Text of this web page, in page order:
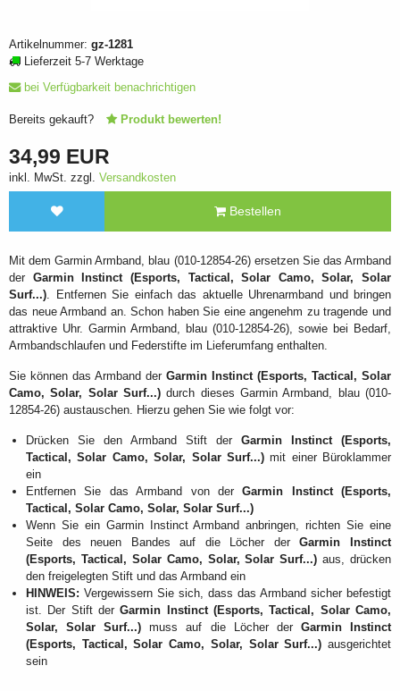
Artikelnummer: gz-1281
Lieferzeit 5-7 Werktage
bei Verfügbarkeit benachrichtigen
Bereits gekauft? Produkt bewerten!
34,99 EUR
inkl. MwSt. zzgl. Versandkosten
Bestellen
Mit dem Garmin Armband, blau (010-12854-26) ersetzen Sie das Armband
der Garmin Instinct (Esports, Tactical, Solar Camo, Solar, Solar
Surf...) . Entfernen Sie einfach das aktuelle Uhrenarmband und bringen
das neue Armband an. Schon haben Sie eine angenehm zu tragende und
attraktive Uhr. Garmin Armband, blau (010-12854-26), sowie bei Bedarf,
Armbandschlaufen und Federstifte im Lieferumfang enthalten.
Sie können das Armband der Garmin Instinct (Esports, Tactical, Solar
Camo, Solar, Solar Surf...) durch dieses Garmin Armband, blau (010-
12854-26) austauschen. Hierzu gehen Sie wie folgt vor:
Drücken Sie den Armband Stift der Garmin Instinct (Esports,
Tactical, Solar Camo, Solar, Solar Surf...)mit einer Büroklammer
ein
Entfernen Sie das Armband von derGarmin Instinct (Esports,
Tactical, Solar Camo, Solar, Solar Surf...)
Wenn Sie ein Garmin Instinct Armband anbringen, richten Sie eine
Seite des neuen Bandes auf die Löcher derGarmin Instinct
(Esports, Tactical, Solar Camo, Solar, Solar Surf...) aus, drücken
den freigelegten Stift und das Armband ein
HINWEIS: Vergewissern Sie sich, dass das Armband sicher befestigt
ist. Der Stift derGarmin Instinct (Esports, Tactical, Solar Camo,
Solar, Solar Surf...) muss auf die Löcher der Garmin Instinct
(Esports, Tactical, Solar Camo, Solar, Solar Surf...) ausgerichtet
sein